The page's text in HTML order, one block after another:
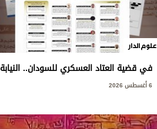
علوم الدار
في قضية العتاد العسكري للسودان.. النيابة
العامة: مخطط إجرامي استهدف المساس
بسيادة الدولة 6 أغسطس 2026